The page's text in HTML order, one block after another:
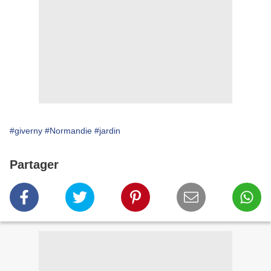
#giverny #Normandie #jardin
Partager